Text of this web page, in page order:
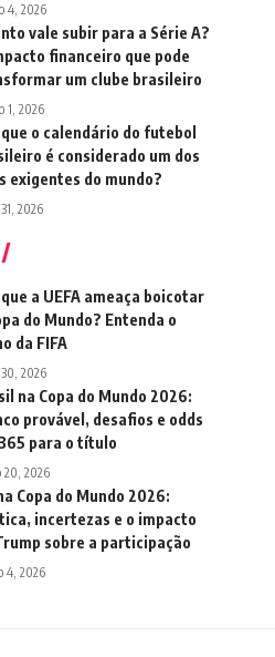
4, 2026
vale subir para a Série A?
financeiro que pode
um clube brasileiro
1, 2026
o calendário do futebol
é considerado um dos
exigentes do mundo?
2026
a UEFA ameaça boicotar
do Mundo? Entenda o
da FIFA
2026
na Copa do Mundo 2026:
provável, desafios e odds
para o título
20, 2026
Copa do Mundo 2026:
incertezas e o impacto
sobre a participação
4, 2026